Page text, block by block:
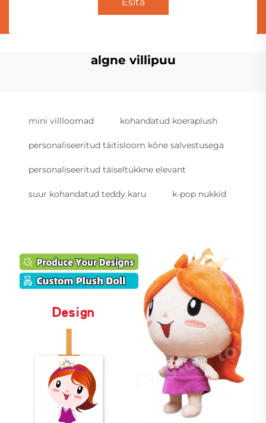
algne villipuu
mini villloomad kohandatud koeraplush
personaliseeritud täitisloom kõne salvestusega
personaliseeritud täiseltükkne elevant
suur kohandatud teddy karu k-pop nukkid